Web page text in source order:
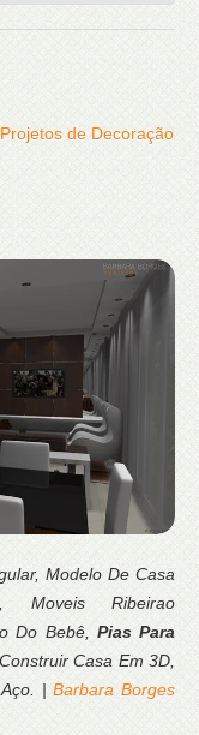
Projetos de Decoração
Modelo De Casa
Moveis Ribeirao
Do Bebê, Pias Para
Casa Em 3D,
Aço. |Barbara Borges